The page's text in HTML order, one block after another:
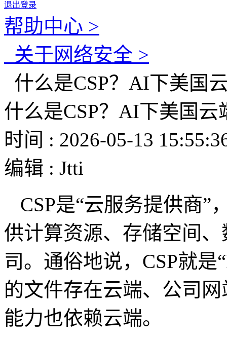
退出登录
帮助中心 >
关于网络安全 >
什么是CSP？AI下美国
什么是CSP？AI下美国
时间 : 2026-05-13
编辑 : Jtti
CSP是“云服务提供商”
供计算资源、存储空间
司。通俗地说， CSP就是“
的文件存在云端、公司
能力也依赖云端。